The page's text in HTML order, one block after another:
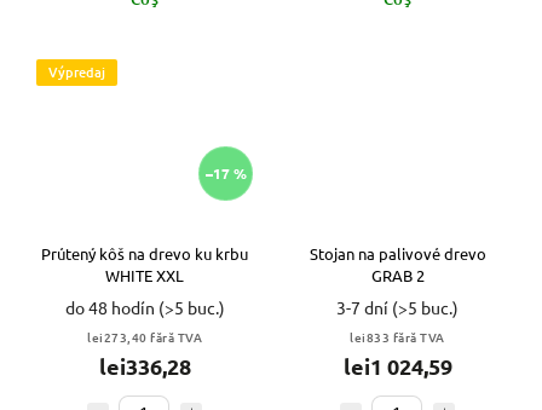
Výpredaj
–17 %
Prútený kôš na drevo ku krbu
WHITE XXL
do 48 hodín (>5 buc.)
lei273,40 fără TVA
lei336,28
Stojan na palivové drevo
GRAB 2
3-7 dní (>5 buc.)
lei833 fără TVA
lei1 024,59